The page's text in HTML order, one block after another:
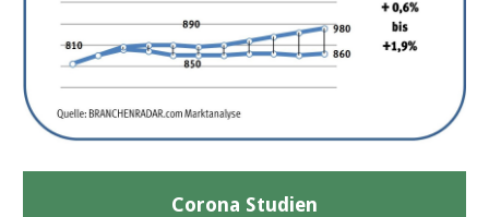
Corona Studien